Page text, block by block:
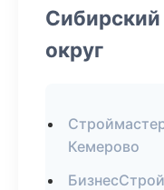
округ
Кемерово